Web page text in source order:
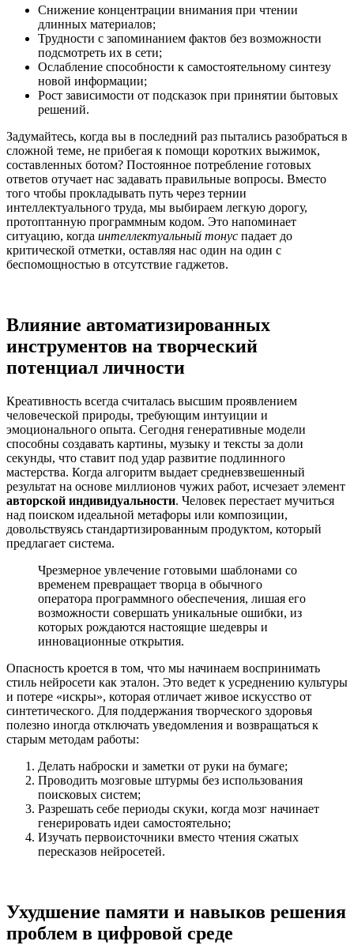
Снижение концентрации внимания при чтении
длинных материалов;
Трудности с запоминанием фактов без возможности
подсмотреть их в сети;
Ослабление способности к самостоятельному синтезу
новой информации;
Рост зависимости от подсказок при принятии бытовых
решений.
Задумайтесь, когда вы в последний раз пытались разобраться в
сложной теме, не прибегая к помощи коротких выжимок,
составленных ботом? Постоянное потребление готовых
ответов отучает нас задавать правильные вопросы. Вместо
того чтобы прокладывать путь через тернии
интеллектуального труда, мы выбираем легкую дорогу,
протоптанную программным кодом. Это напоминает
ситуацию, когда интеллектуальный тонус падает до
критической отметки, оставляя нас один на один с
беспомощностью в отсутствие гаджетов.
Влияние автоматизированных
инструментов на творческий
потенциал личности
Креативность всегда считалась высшим проявлением
человеческой природы, требующим интуиции и
эмоционального опыта. Сегодня генеративные модели
способны создавать картины, музыку и тексты за доли
секунды, что ставит под удар развитие подлинного
мастерства. Когда алгоритм выдает средневзвешенный
результат на основе миллионов чужих работ, исчезает элемент
авторской индивидуальности. Человек перестает мучиться
над поиском идеальной метафоры или композиции,
довольствуясь стандартизированным продуктом, который
предлагает система.
Чрезмерное увлечение готовыми шаблонами со
временем превращает творца в обычного
оператора программного обеспечения, лишая его
возможности совершать уникальные ошибки, из
которых рождаются настоящие шедевры и
инновационные открытия.
Опасность кроется в том, что мы начинаем воспринимать
стиль нейросети как эталон. Это ведет к усреднению культуры
и потере «искры», которая отличает живое искусство от
синтетического. Для поддержания творческого здоровья
полезно иногда отключать уведомления и возвращаться к
старым методам работы:
Делать наброски и заметки от руки на бумаге;
Проводить мозговые штурмы без использования
поисковых систем;
Разрешать себе периоды скуки, когда мозг начинает
генерировать идеи самостоятельно;
Изучать первоисточники вместо чтения сжатых
пересказов нейросетей.
Ухудшение памяти и навыков решения
проблем в цифровой среде